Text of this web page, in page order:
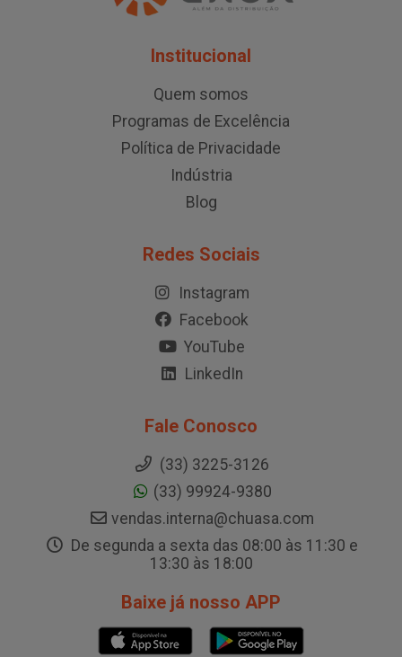
Institucional
Quem somos
Programas de Excelência
Política de Privacidade
Indústria
Blog
Redes Sociais
Instagram
Facebook
YouTube
LinkedIn
Fale Conosco
(33) 3225-3126
(33) 99924-9380
vendas.interna@chuasa.com
De segunda a sexta das 08:00 às 11:30 e
13:30 às 18:00
Baixe já nosso APP